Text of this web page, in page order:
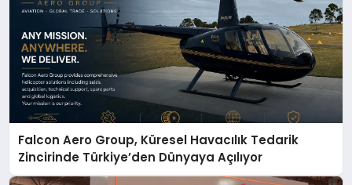
Falcon Aero Group, Küresel Havacılık Tedarik
Zincirinde Türkiye’den Dünyaya Açılıyor